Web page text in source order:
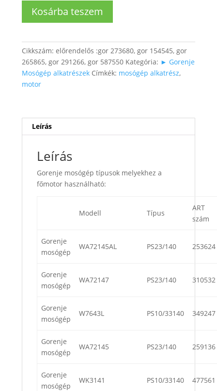
Mosógép
motorKosárba teszem
Cikkszám: előrendelős :gor 273680, gor 154545, gor
265865, gor 291266, gor 587550 Kategória: ► Gorenje
Mosógép alkatrészek Címkék: mosógép alkatrész,
motor
Leírás
Leírás
Gorenje mosógép típusok melyekhez a
főmotor használható:
Modell Típus
ART
szám
Gorenje
mosógép
WA72145AL PS23/140 253624
Gorenje
mosógép
WA72147 PS23/140 310532
Gorenje
mosógép
W7643L PS10/33140 349247
Gorenje
mosógép
WA72145 PS23/140 259136
Gorenje
mosógép
WK3141 PS10/33140 477561